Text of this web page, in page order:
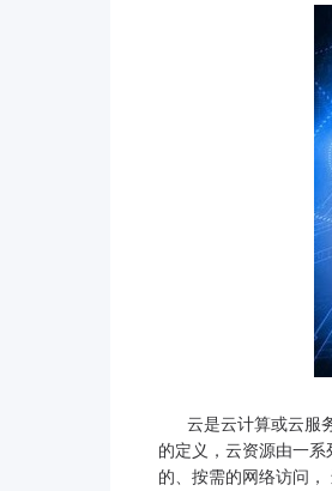
云是云计算或云服务
的定义，云资源由一
的、按需的网络访问